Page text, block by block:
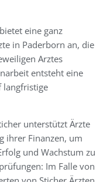
eine ganz
in Paderborn an, die
Arztes
entsteht eine
langfristige
unterstützt Ärzte
ihrer Finanzen, um
und Wachstum zu
Im Falle von